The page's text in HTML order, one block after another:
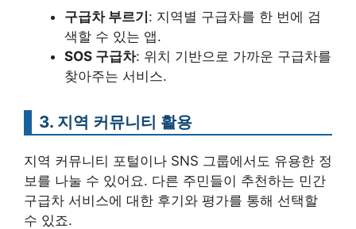
구급차 부르기 : 지역별 구급차를 한 번에 검
색할 수 있는 앱.
SOS 구급차: 위치 기반으로 가까운 구급차를
찾아주는 서비스.
3. 지역 커뮤니티 활용
지역 커뮤니티 포털이나 SNS 그룹에서도 유용한 정
보를 나눌 수 있어요. 다른 주민들이 추천하는 민간
구급차 서비스에 대한 후기와 평가를 통해 선택할
수 있죠.